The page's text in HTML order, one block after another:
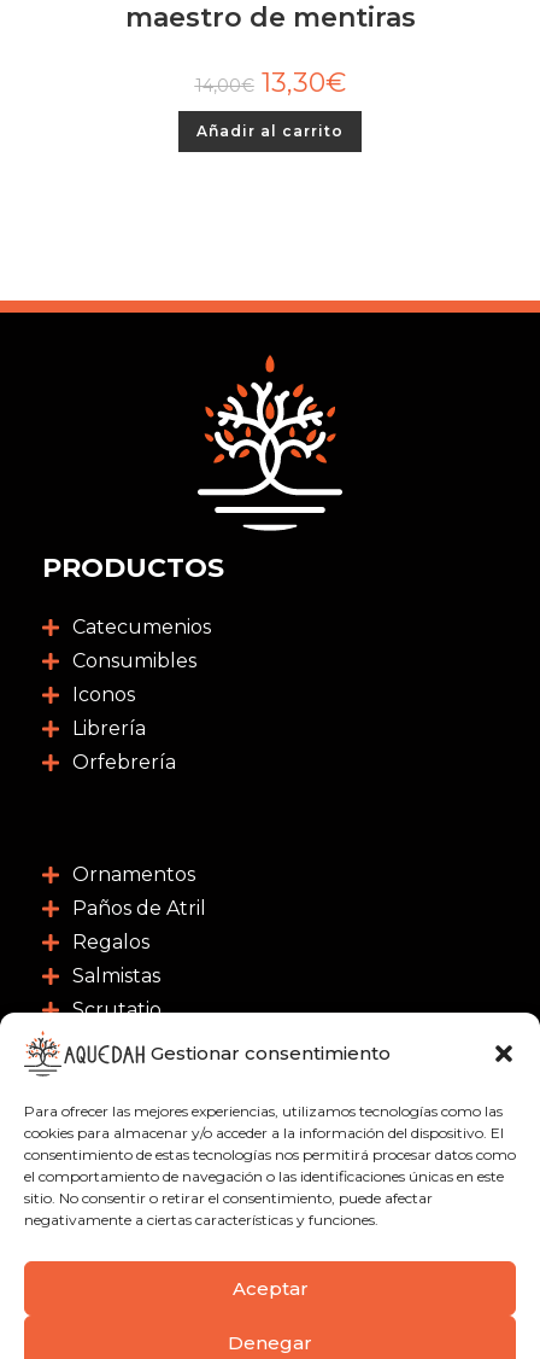
Gestionar consentimiento
Para ofrecer las mejores experiencias, utilizamos tecnologías como las
cookies para almacenar y/o acceder a la información del dispositivo. El
consentimiento de estas tecnologías nos permitirá procesar datos como
el comportamiento de navegación o las identificaciones únicas en este
sitio. No consentir o retirar el consentimiento, puede afectar
negativamente a ciertas características y funciones.
Aceptar
Denegar
maestro de mentiras
14,00€ 13,30€
Añadir al carrito
PRODUCTOS
Catecumenios
Consumibles
Iconos
Librería
Orfebrería
Ornamentos
Paños de Atril
Regalos
Salmistas
Scrutatio
CONTACTO
C/ Nuestra Señora de las Nieves 3, 46003 -
Valencia
963 91 18 21
622 51 01 09
info@aquedah.com